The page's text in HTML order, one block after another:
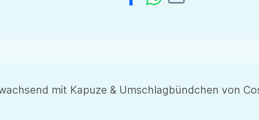
mit Kapuze & Umschlagbündchen von